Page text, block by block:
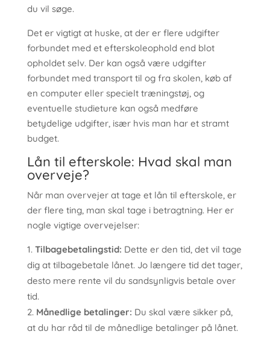
du vil søge​​.
Det er vigtigt at huske, at der er flere udgifter
forbundet med et efterskoleophold end blot
opholdet selv. Der kan også være udgifter
forbundet med transport til og fra skolen, køb af
en computer eller specielt træningstøj, og
eventuelle studieture kan også medføre
betydelige udgifter, især hvis man har et stramt
budget​.
Lån til efterskole: Hvad skal man
overveje?
Når man overvejer at tage et lån til efterskole, er
der flere ting, man skal tage i betragtning. Her er
nogle vigtige overvejelser:
Tilbagebetalingstid: Dette er den tid, det vil tage
dig at tilbagebetale lånet. Jo længere tid det tager,
desto mere rente vil du sandsynligvis betale over
tid.
Månedlige betalinger: Du skal være sikker på,
at du har råd til de månedlige betalinger på lånet.